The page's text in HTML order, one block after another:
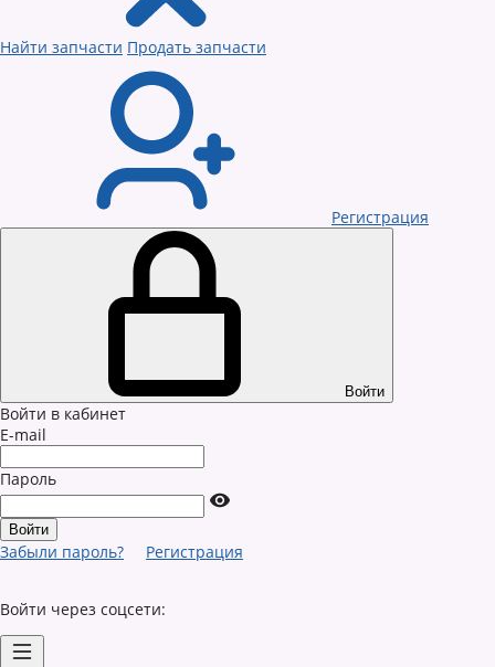
Найти запчасти Продать запчасти
Регистрация
Войти
Войти в кабинет
E-mail
Пароль
Забыли пароль? Регистрация
Войти через соцсети: